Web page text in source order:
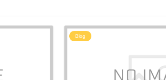
Blog